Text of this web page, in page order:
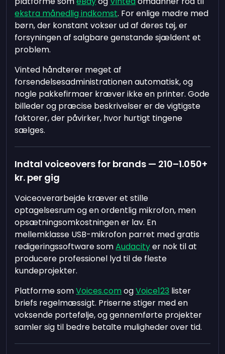
ekstra månedlig indkomst. For enlige mødre med
børn, der konstant vokser ud af deres tøj, er
forsyningen af salgbare genstande sjældent et
problem.
Vinted håndterer meget af
forsendelsesadministrationen automatisk, og
nogle pakkefirmaer kræver ikke en printer. Gode
billeder og præcise beskrivelser er de vigtigste
faktorer, der påvirker, hvor hurtigt tingene
sælges.
Indtal voiceovers for brands — 210–1.050+
kr. per gig
Voiceoverarbejde kræver et stille
optagelsesrum og en ordentlig mikrofon, men
opsætningsomkostningen er lav. En
mellemklasse USB-mikrofon parret med gratis
redigeringssoftware somAudacityer nok til at
producere professionel lyd til de fleste
kundeprojekter.
Platforme somVoices.comogVoice123 lister
briefs regelmæssigt. Priserne stiger med en
voksende portefølje, og gennemførte projekter
samler sig til bedre betalte muligheder over tid.